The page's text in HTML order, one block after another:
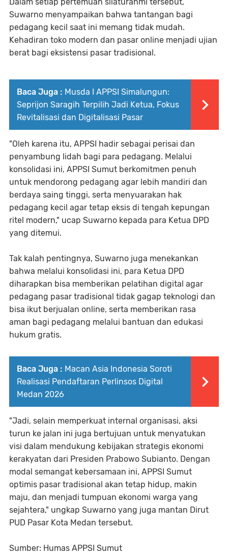
Dalam setiap pertemuan silaturahmi tersebut,
Suwarno menyampaikan bahwa tantangan bagi
pedagang kecil saat ini memang tidak mudah.
Kehadiran toko modern dan pasar online menjadi ujian
berat bagi eksistensi pasar tradisional.
Baca Juga : Musda I APPSI Simalungun:
Seprijon Saragih Terpilih Jadi Ketua, Fokus
Revitalisasi dan Digitalisasi Pasar
"Oleh karena itu, APPSI hadir sebagai perisai dan
penyambung lidah bagi para pedagang. Melalui
konsolidasi ini, APPSI Sumut berkomitmen penuh
untuk mendorong pedagang agar lebih mandiri dan
berdaya saing tinggi, serta menyuarakan hak
pedagang kecil agar tetap eksis di tengah kepungan
ritel modern," ucap Suwarno kepada para Ketua DPD
yang ditemui.
Tak kalah pentingnya, Suwarno juga menekankan
bahwa melalui konsolidasi ini, para Ketua DPD
diharapkan bisa memberikan pelatihan digital agar
pedagang pasar tradisional tidak gagap teknologi dan
bisa ikut berjualan online, serta memberikan rasa
aman bagi pedagang melalui bantuan dan edukasi
hukum gratis.
Baca Juga : Macan Asia Indonesia Soroti
Realisasi Pendaftaran Perlinsos Digital
Medan 2026
"Jadi, selain memperkuat internal organisasi, aksi
turun ke jalan ini juga bertujuan untuk menyatukan
visi dalam mendukung kebijakan strategis ekonomi
kerakyatan dari Presiden Prabowo Subianto. Dengan
modal semangat kebersamaan ini, APPSI Sumut
optimis pasar tradisional akan tetap hidup, makin
maju, dan menjadi tumpuan ekonomi warga yang
sejahtera," ungkap Suwarno yang juga mantan Dirut
PUD Pasar Kota Medan tersebut.
Sumber: Humas APPSI Sumut